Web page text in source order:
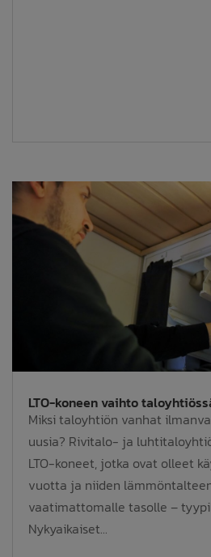
LTO-koneen vaihto
Miksi taloyhtiön vanhat
uusia? Rivitalo- ja
LTO-koneet, jotka ovat olleet
vuotta ja niiden
vaatimattomalle tasolle –
Nykyaikaiset...